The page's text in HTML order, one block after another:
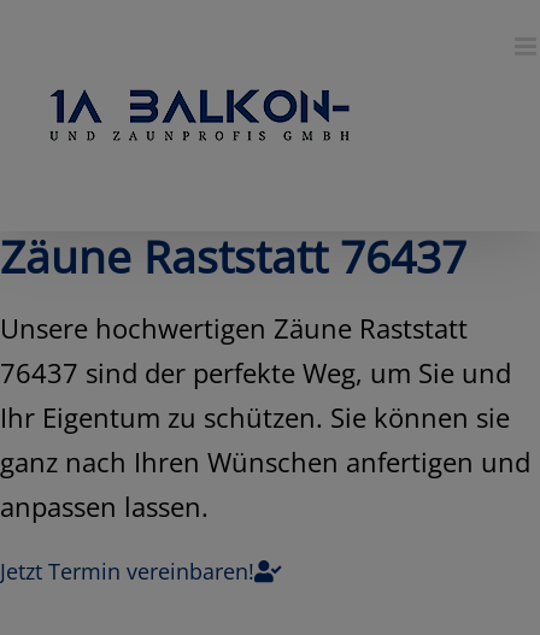
content
Zäune Raststatt 76437
Unsere hochwertigen Zäune Raststatt
76437 sind der perfekte Weg, um Sie und
Ihr Eigentum zu schützen. Sie können sie
ganz nach Ihren Wünschen anfertigen und
anpassen lassen.
Jetzt Termin vereinbaren!